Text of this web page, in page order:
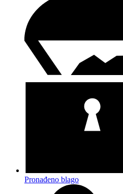
Pronađeno blago